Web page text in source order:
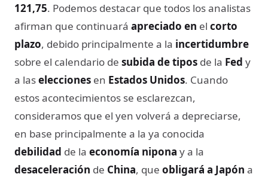
121,75. Podemos destacar que todos los analistas
afirman que continuará apreciado en el corto
plazo, debido principalmente a la incertidumbre
sobre el calendario de subida de tipos de la Fed y
a laselecciones en Estados Unidos. Cuando
estos acontecimientos se esclarezcan,
consideramos que el yen volverá a depreciarse,
en base principalmente a la ya conocida
debilidad de la economía nipona y a la
desaceleración de China, que obligará a Japón a